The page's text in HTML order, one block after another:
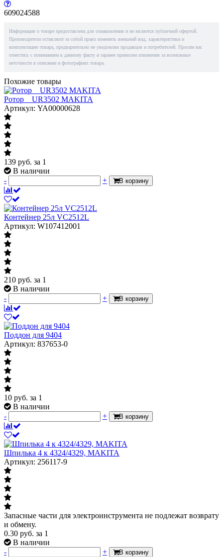
609024588
Информация о товаре предоставлена для ознакомления и не является публичной офертой.
Производители оставляют за собой право изменять внешний вид, характеристики и
комплектацию товара, предварительно не уведомляя продавцов и потребителей. Просим вас
отнестись с пониманием к данному факту и заранее приносим извинения за возможные
неточности в описании и фотографиях товара.
Похожие товары
Ротор__UR3502 MAKITA
Артикул: YA00000628
139 руб. за 1
В наличии
-
+ В корзину
Контейнер 25л VC2512L
Артикул: W107412001
210 руб. за 1
В наличии
-
+ В корзину
Поддон для 9404
Артикул: 837653-0
10 руб. за 1
В наличии
-
+ В корзину
Шпилька 4 к 4324/4329, MAKITA
Артикул: 256117-9
Запасные части для электроинструмента не подлежат возврату
и обмену.
0.30 руб. за 1
В наличии
-
+ В корзину